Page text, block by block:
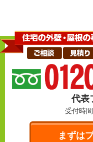
代表
受付時
まずは